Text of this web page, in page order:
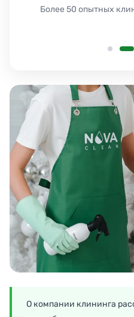
Более 50 опытных
О компании клининга